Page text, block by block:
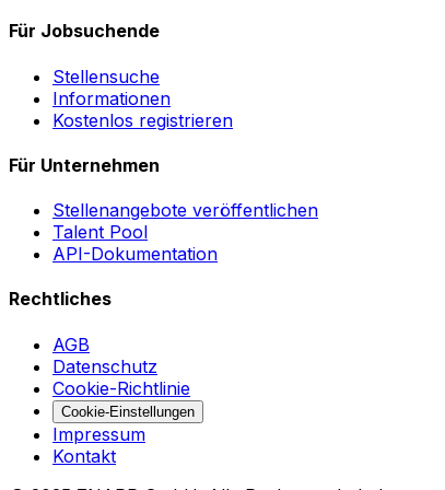
Für Jobsuchende
Stellensuche
Informationen
Kostenlos registrieren
Für Unternehmen
Stellenangebote veröffentlichen
Talent Pool
API-Dokumentation
Rechtliches
AGB
Datenschutz
Cookie-Richtlinie
Cookie-Einstellungen
Impressum
Kontakt